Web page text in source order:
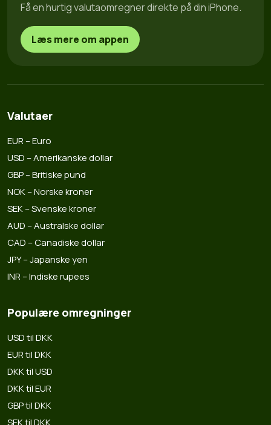
Få en hurtig valutaomregner direkte på din iPhone.
Læs mere om appen
Valutaer
EUR – Euro
USD – Amerikanske dollar
GBP – Britiske pund
NOK – Norske kroner
SEK – Svenske kroner
AUD – Australske dollar
CAD – Canadiske dollar
JPY – Japanske yen
INR – Indiske rupees
Populære omregninger
USD til DKK
EUR til DKK
DKK til USD
DKK til EUR
GBP til DKK
SEK til DKK